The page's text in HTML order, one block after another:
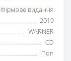
Фірмове видання
2019
WARNER
CD
Поп